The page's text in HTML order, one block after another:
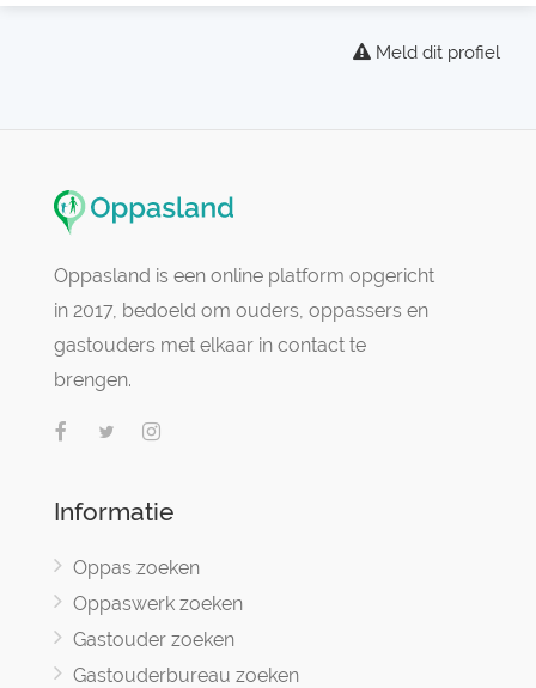
Meld dit profiel
Oppasland is een online platform opgericht
in 2017, bedoeld om ouders, oppassers en
gastouders met elkaar in contact te
brengen.
Informatie
Oppas zoeken
Oppaswerk zoeken
Gastouder zoeken
Gastouderbureau zoeken